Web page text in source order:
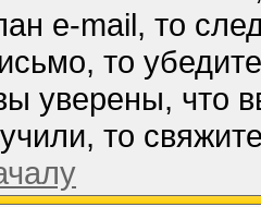
e-mail, то
то
уверены, что
то